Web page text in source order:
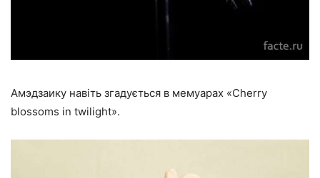
Амэдзаику навіть згадується в мемуарах «Cherry
blossoms in twilight».